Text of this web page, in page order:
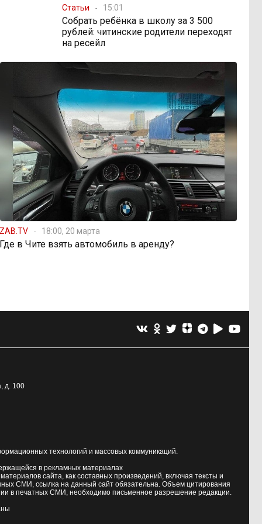
Статьи 15:01
Собрать ребёнка в школу за 3 500
рублей: читинские родители переходят
на ресейл
ZAB.TV 18:00, 20 марта
Где в Чите взять автомобиль в аренду?
д. 100
технологий и массовых коммуникаций.
в рекламных материалах
сайта, как составных произведений, включая тексты и
СМИ, ссылка на данный сайт обязательна. Объем цитирования
в печатных СМИ, необходимо письменное разрешение редакции.